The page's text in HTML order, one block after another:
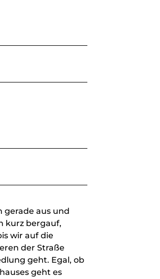
gerade aus und
kurz bergauf,
wir auf die
der Straße
geht. Egal, ob
geht es